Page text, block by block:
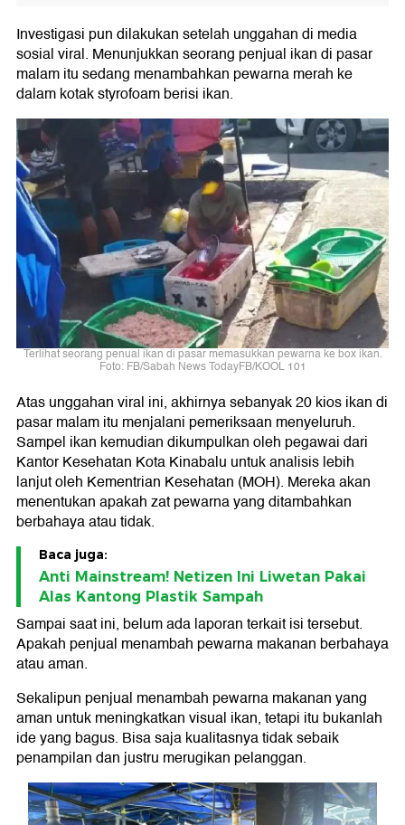
Investigasi pun dilakukan setelah unggahan di media
sosial viral. Menunjukkan seorang penjual ikan di pasar
malam itu sedang menambahkan pewarna merah ke
dalam kotak styrofoam berisi ikan.
Terlihat seorang penual ikan di pasar memasukkan pewarna ke box ikan.
Foto: FB/Sabah News TodayFB/KOOL 101
Atas unggahan viral ini, akhirnya sebanyak 20 kios ikan di
pasar malam itu menjalani pemeriksaan menyeluruh.
Sampel ikan kemudian dikumpulkan oleh pegawai dari
Kantor Kesehatan Kota Kinabalu untuk analisis lebih
lanjut oleh Kementrian Kesehatan (MOH). Mereka akan
menentukan apakah zat pewarna yang ditambahkan
berbahaya atau tidak.
Baca juga:
Anti Mainstream! Netizen Ini Liwetan Pakai
Alas Kantong Plastik Sampah
Sampai saat ini, belum ada laporan terkait isi tersebut.
Apakah penjual menambah pewarna makanan berbahaya
atau aman.
Sekalipun penjual menambah pewarna makanan yang
aman untuk meningkatkan visual ikan, tetapi itu bukanlah
ide yang bagus. Bisa saja kualitasnya tidak sebaik
penampilan dan justru merugikan pelanggan.